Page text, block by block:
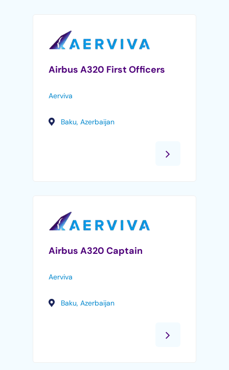
Airbus A320 First Officers
Aerviva
Baku, Azerbaijan
Airbus A320 Captain
Aerviva
Baku, Azerbaijan